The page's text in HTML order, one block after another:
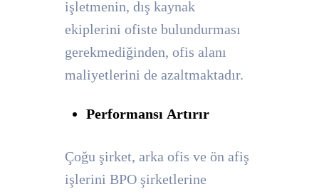
işletmenin, dış kaynak
ekiplerini ofiste bulundurması
gerekmediğinden, ofis alanı
maliyetlerini de azaltmaktadır.
Performansı Artırır
Çoğu şirket, arka ofis ve ön afiş
işlerini BPO şirketlerine